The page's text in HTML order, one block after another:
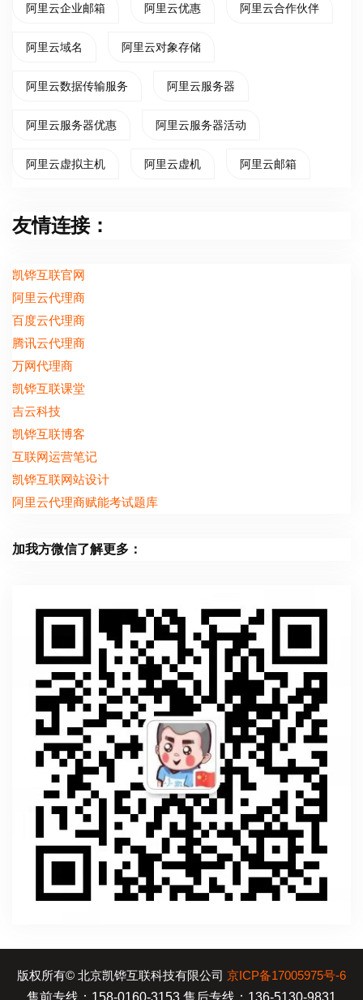
阿里云企业邮箱 阿里云优惠 阿里云合作伙伴
阿里云域名 阿里云对象存储
阿里云数据传输服务 阿里云服务器
阿里云服务器优惠 阿里云服务器活动
阿里云虚拟主机 阿里云虚机 阿里云邮箱
友情连接：
凯铧互联官网
阿里云代理商
百度云代理商
腾讯云代理商
万网代理商
凯铧互联课堂
吉云科技
凯铧互联博客
互联网运营笔记
凯铧互联网站设计
阿里云代理商赋能考试题库
加我方微信了解更多：
版权所有© 北京凯铧互联科技有限公司 京ICP备17005975号-6
售前专线：158-0160-3153 售后专线：136-5130-9831